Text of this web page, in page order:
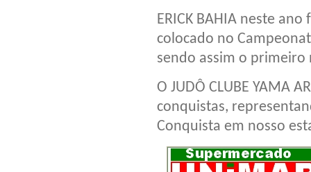
ERICK BAHIA neste
colocado no
sendo assim o
O JUDÔ CLUBE YAMA
conquistas,
Conquista em nosso